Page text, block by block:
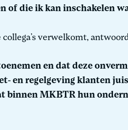
of die ik kan inschakelen
verwelkomt,
en dat deze
en regelgeving klanten
binnen MKBTR hun